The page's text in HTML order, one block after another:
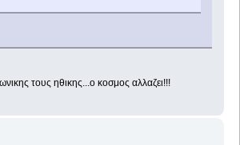
τους ηθικης...ο κοσμος αλλαζει!!!